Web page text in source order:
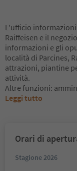
L'ufficio informazioni
Raiffeisen e il
informazioni e gli
località di Parcines,
attrazioni, piantine
attività.
Altre funzioni:
Leggi tutto
Orari di
Stagione 2026